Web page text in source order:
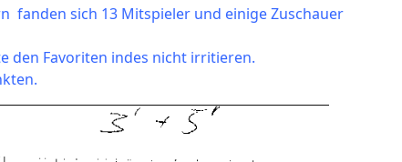
fanden sich 13 Mitspieler und einige Zuschauer
den Favoriten indes nicht irritieren.